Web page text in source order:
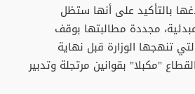
بالتأكيد على أنها ستظل
مجددة مطالبتها بوقف
تنهجها الوزارة قبل نهاية
"مكبلا" بقوانين مرتجلة وتدبير